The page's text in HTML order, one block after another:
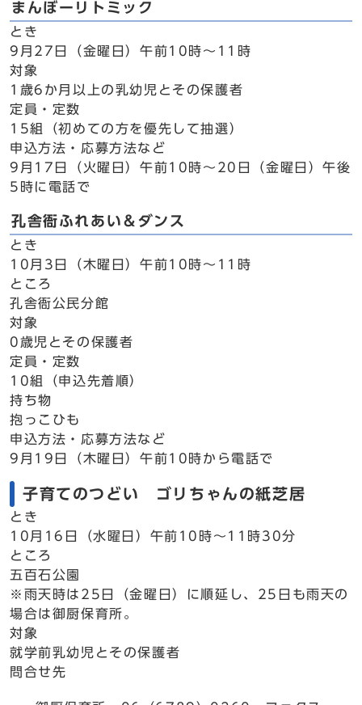
まんぼーリトミック
とき
9月27日（金曜日）午前10時～11時
対象
1歳6か月以上の乳幼児とその保護者
定員・定数
15組（初めての方を優先して抽選）
申込方法・応募方法など
9月17日（火曜日）午前10時～20日（金曜日）午後
5時に電話で
孔舎衙ふれあい＆ダンス
とき
10月3日（木曜日）午前10時～11時
ところ
孔舎衙公民分館
対象
0歳児とその保護者
定員・定数
10組（申込先着順）
持ち物
抱っこひも
申込方法・応募方法など
9月19日（木曜日）午前10時から電話で
子育てのつどい ゴリちゃんの紙芝居
とき
10月16日（水曜日）午前10時～11時30分
ところ
五百石公園
※雨天時は25日（金曜日）に順延し、25日も雨天の
場合は御厨保育所。
対象
就学前乳幼児とその保護者
問合せ先